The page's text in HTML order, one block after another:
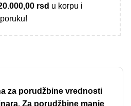
rsd u korpu i
za porudžbine vrednosti
Za porudžbine manje